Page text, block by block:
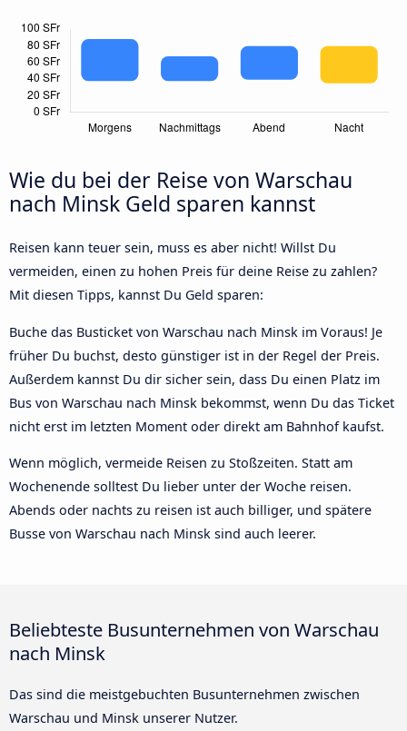
Wie du bei der Reise von Warschau
nach Minsk Geld sparen kannst
Reisen kann teuer sein, muss es aber nicht! Willst Du
vermeiden, einen zu hohen Preis für deine Reise zu zahlen?
Mit diesen Tipps, kannst Du Geld sparen:
Buche das Busticket von Warschau nach Minsk im Voraus! Je
früher Du buchst, desto günstiger ist in der Regel der Preis.
Außerdem kannst Du dir sicher sein, dass Du einen Platz im
Bus von Warschau nach Minsk bekommst, wenn Du das Ticket
nicht erst im letzten Moment oder direkt am Bahnhof kaufst.
Wenn möglich, vermeide Reisen zu Stoßzeiten. Statt am
Wochenende solltest Du lieber unter der Woche reisen.
Abends oder nachts zu reisen ist auch billiger, und spätere
Busse von Warschau nach Minsk sind auch leerer.
Beliebteste Busunternehmen von Warschau
nach Minsk
Das sind die meistgebuchten Busunternehmen zwischen
Warschau und Minsk unserer Nutzer.